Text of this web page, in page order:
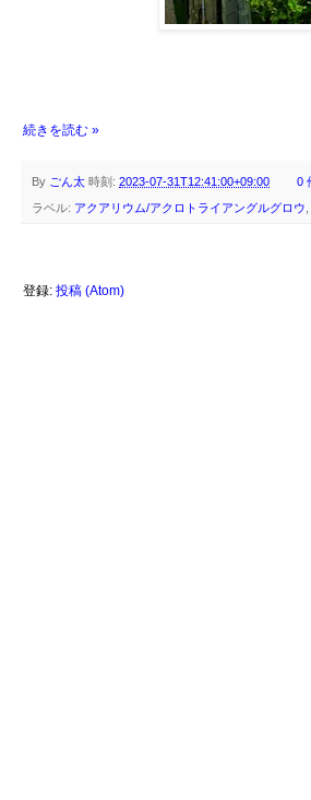
続きを読む »
By ごん太 時刻: 2023-07-31T12:41:00+09:00 0
ラベル: アクアリウム/アクロトライアングルグロウ
登録: 投稿 (Atom)